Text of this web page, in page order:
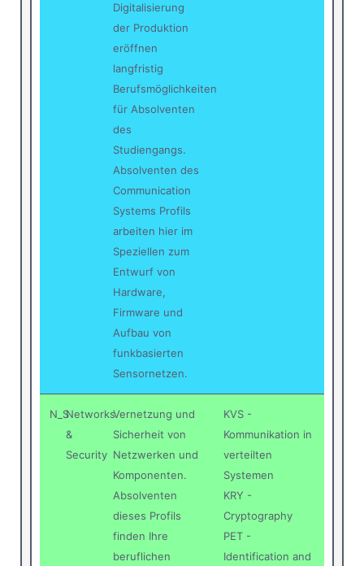
Digitalisierung
der Produktion
eröffnen
langfristig
Berufsmöglichkeiten
für Absolventen
des
Studiengangs.
Absolventen des
Communication
Systems Profils
arbeiten hier im
Speziellen zum
Entwurf von
Hardware,
Firmware und
Aufbau von
funkbasierten
Sensornetzen.
N_SNetworks
&
Security
Vernetzung und
Sicherheit von
Netzwerken und
Komponenten.
Absolventen
dieses Profils
finden Ihre
beruflichen
KVS -
Kommunikation in
verteilten
Systemen
KRY -
Cryptography
PET -
Identification and